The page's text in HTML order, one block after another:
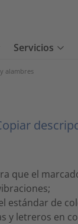
Servicios
alambres
que el
estándar de
y letreros en